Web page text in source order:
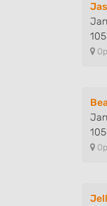
Develop and
Use limited
Identify devices
Non-IAB processing